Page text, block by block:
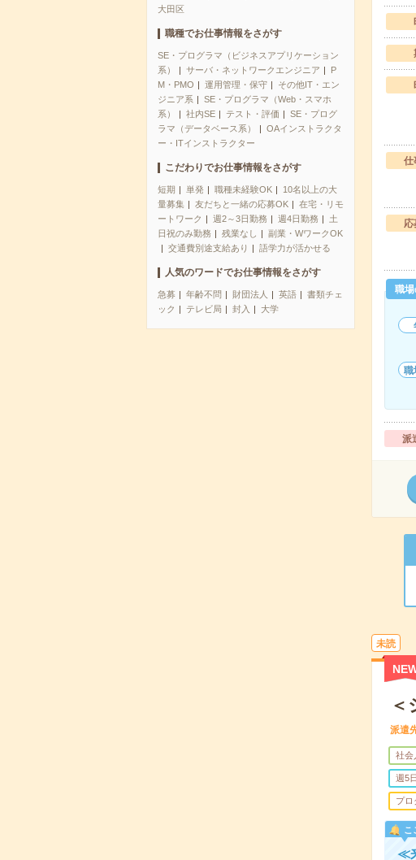
大田区
職種でお仕事情報をさがす
SE・プログラマ（ビジネスアプリケーション
系）
サーバ・ネットワークエンジニア
P
M・PMO
運用管理・保守
その他IT・エン
ジニア系
SE・プログラマ（Web・スマホ
系）
社内SE テスト・評価
SE・プログ
ラマ（データベース系）
OAインストラクタ
ー・ITインストラクター
こだわりでお仕事情報をさがす
短期 単発 職種未経験OK
10名以上の大
量募集
友だちと一緒の応募OK
在宅・リモ
ートワーク
週2～3日勤務 週4日勤務
土
日祝のみ勤務
残業なし
副業・WワークOK
交通費別途支給あり
語学力が活かせる
人気のワードでお仕事情報をさがす
急募 年齢不問 財団法人 英語
書類チェ
ック
テレビ局 封入 大学
仕
応
職
職
派
未読
＜
派遣
社会
週5
プロ
こ
≪